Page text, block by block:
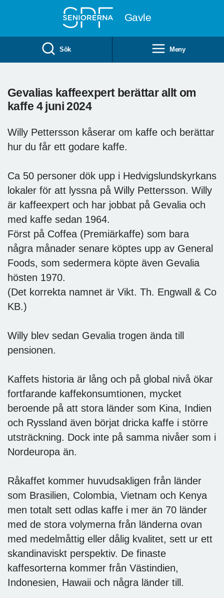
Gavle
Sök Meny
Gevalias kaffeexpert berättar allt om
kaffe 4 juni 2024
Willy Pettersson kåserar om kaffe och berättar
hur du får ett godare kaffe.
Ca 50 personer dök upp i Hedvigslundskyrkans
lokaler för att lyssna på Willy Pettersson. Willy
är kaffeexpert och har jobbat på Gevalia och
med kaffe sedan 1964.
Först på Coffea (Premiärkaffe) som bara
några månader senare köptes upp av General
Foods, som sedermera köpte även Gevalia
hösten 1970.
(Det korrekta namnet är Vikt. Th. Engwall & Co
KB.)
Willy blev sedan Gevalia trogen ända till
pensionen.
Kaffets historia är lång och på global nivå ökar
fortfarande kaffekonsumtionen, mycket
beroende på att stora länder som Kina, Indien
och Ryssland även börjat dricka kaffe i större
utsträckning. Dock inte på samma nivåer som i
Nordeuropa än.
Råkaffet kommer huvudsakligen från länder
som Brasilien, Colombia, Vietnam och Kenya
men totalt sett odlas kaffe i mer än 70 länder
med de stora volymerna från länderna ovan
med medelmåttig eller dålig kvalitet, sett ur ett
skandinaviskt perspektiv. De finaste
kaffesorterna kommer från Västindien,
Indonesien, Hawaii och några länder till.